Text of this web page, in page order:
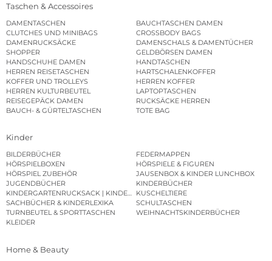
Taschen & Accessoires
DAMENTASCHEN
BAUCHTASCHEN DAMEN
CLUTCHES UND MINIBAGS
CROSSBODY BAGS
DAMENRUCKSÄCKE
DAMENSCHALS & DAMENTÜCHER
SHOPPER
GELDBÖRSEN DAMEN
HANDSCHUHE DAMEN
HANDTASCHEN
HERREN REISETASCHEN
HARTSCHALENKOFFER
KOFFER UND TROLLEYS
HERREN KOFFER
HERREN KULTURBEUTEL
LAPTOPTASCHEN
REISEGEPÄCK DAMEN
RUCKSÄCKE HERREN
BAUCH- & GÜRTELTASCHEN
TOTE BAG
Kinder
BILDERBÜCHER
FEDERMAPPEN
HÖRSPIELBOXEN
HÖRSPIELE & FIGUREN
HÖRSPIEL ZUBEHÖR
JAUSENBOX & KINDER LUNCHBOX
JUGENDBÜCHER
KINDERBÜCHER
KINDERGARTENRUCKSACK | KINDERGARTENBEUTEL
KUSCHELTIERE
SACHBÜCHER & KINDERLEXIKA
SCHULTASCHEN
TURNBEUTEL & SPORTTASCHEN
WEIHNACHTSKINDERBÜCHER
KLEIDER
Home & Beauty